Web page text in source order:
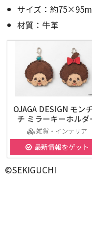
サイズ：約
材質：牛革
OJAGA DESIGN モン
チ ミラーキーホルダ
雑貨・インテリア
最新情報をゲット
©SEKIGUCHI